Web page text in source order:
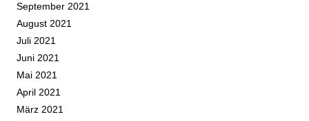
September 2021
August 2021
Juli 2021
Juni 2021
Mai 2021
April 2021
März 2021